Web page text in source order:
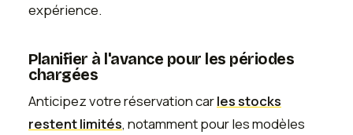
expérience.
Planifier à l'avance pour les périodes
chargées
Anticipez votre réservation carles stocks
restent limités, notamment pour les modèles